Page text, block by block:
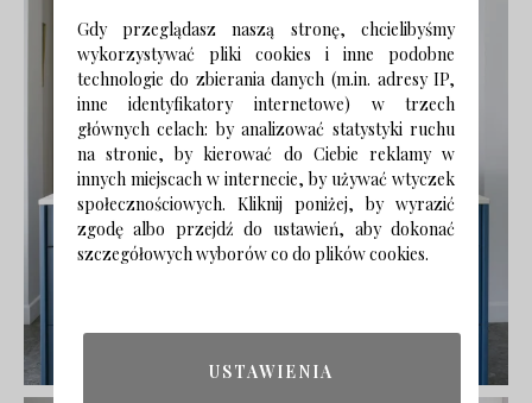
Gdy przeglądasz naszą stronę, chcielibyśmy
wykorzystywać pliki cookies i inne podobne
technologie do zbierania danych (m.in. adresy IP,
inne identyfikatory internetowe) w trzech
głównych celach: by analizować statystyki ruchu
na stronie, by kierować do Ciebie reklamy w
innych miejscach w internecie, by używać wtyczek
społecznościowych. Kliknij poniżej, by wyrazić
zgodę albo przejdź do ustawień, aby dokonać
szczegółowych wyborów co do plików cookies.
USTAWIENIA